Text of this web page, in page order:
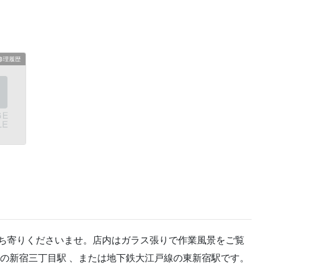
理履歴
りくださいませ。店内はガラス張りで作業風景をご覧
宿三丁目駅 、または地下鉄大江戸線の東新宿駅です。